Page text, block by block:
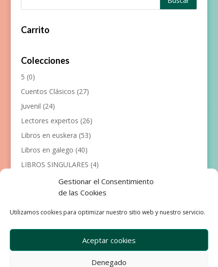
Gestionar el Consentimiento
de las Cookies
Utilizamos cookies para optimizar nuestro sitio web y nuestro servicio.
Aceptar cookies
Denegado
Carrito
Colecciones
5 (0)
Cuentos Clásicos (27)
Juvenil (24)
Lectores expertos (26)
Libros en euskera (53)
Libros en galego (40)
LIBROS SINGULARES (4)
Llibres en català (117)
Manualidades (53)
Primeros lectores
(101)